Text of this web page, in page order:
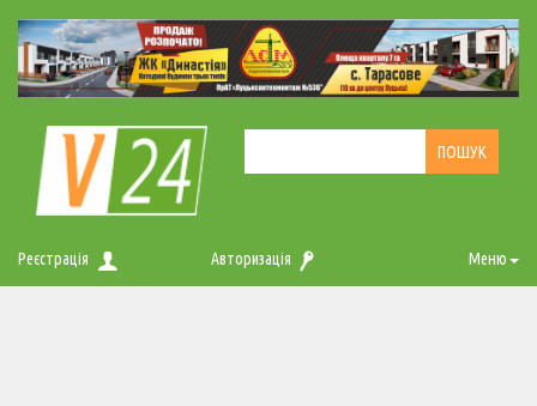
Реєстрація Авторизація Меню